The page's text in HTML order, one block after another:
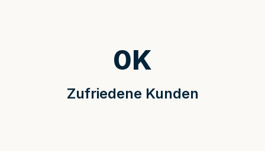
Zufriedene Kunden
0K